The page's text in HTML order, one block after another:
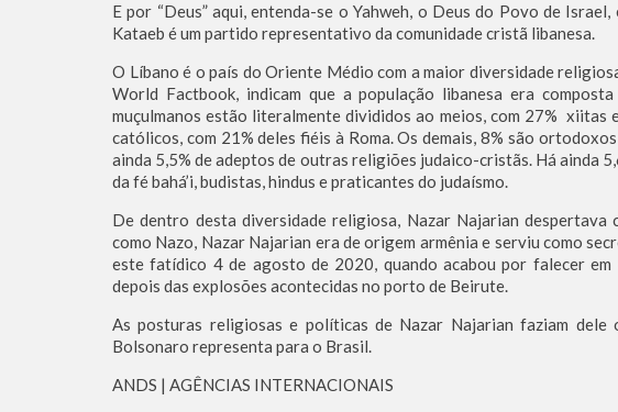
E por “Deus” aqui, entenda-se o Yahweh, o Deus do Povo de
Kataeb é um partido representativo da comunidade cristã libanesa.
O Líbano é o país do Oriente Médio com a maior diversidade
World Factbook, indicam que a população libanesa era
muçulmanos estão literalmente divididos ao meios, com 27% xiitas
católicos, com 21% deles fiéis à Roma. Os demais, 8% são
ainda 5,5% de adeptos de outras religiões judaico-cristãs. Há ainda
da fé bahá’i, budistas, hindus e praticantes do judaísmo.
De dentro desta diversidade religiosa, Nazar Najarian despertava
como Nazo, Nazar Najarian era de origem armênia e serviu como
este fatídico 4 de agosto de 2020, quando acabou por falecer
depois das explosões acontecidas no porto de Beirute.
As posturas religiosas e políticas de Nazar Najarian faziam
Bolsonaro representa para o Brasil.
ANDS | AGÊNCIAS INTERNACIONAIS